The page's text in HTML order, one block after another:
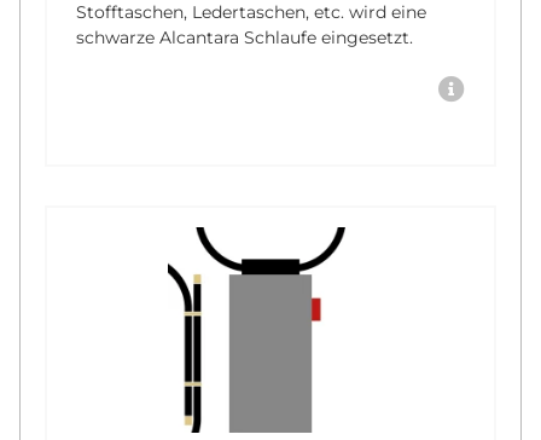
Stofftaschen, Ledertaschen, etc. wird eine
schwarze Alcantara Schlaufe eingesetzt.